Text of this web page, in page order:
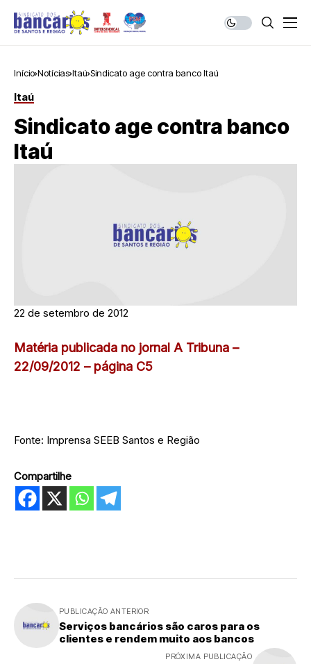
Início Notícias Itaú Sindicato age contra banco Itaú
Itaú
Sindicato age contra banco
Itaú
22 de setembro de 2012
Matéria publicada no jornal A Tribuna –
22/09/2012 – página C5
Fonte: Imprensa SEEB Santos e Região
Compartilhe
PUBLICAÇÃO ANTERIOR
Serviços bancários são caros para os
clientes e rendem muito aos bancos
PRÓXIMA PUBLICAÇÃO